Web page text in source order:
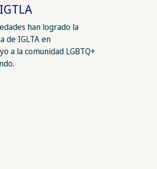
han logrado la
de IGLTA en
a la comunidad LGBTQ+